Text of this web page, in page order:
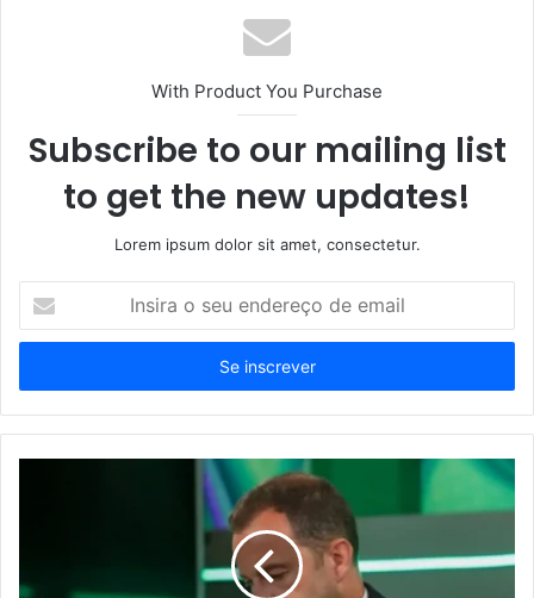
With Product You Purchase
Subscribe to our mailing list
to get the new updates!
Lorem ipsum dolor sit amet, consectetur.
seu
de
email